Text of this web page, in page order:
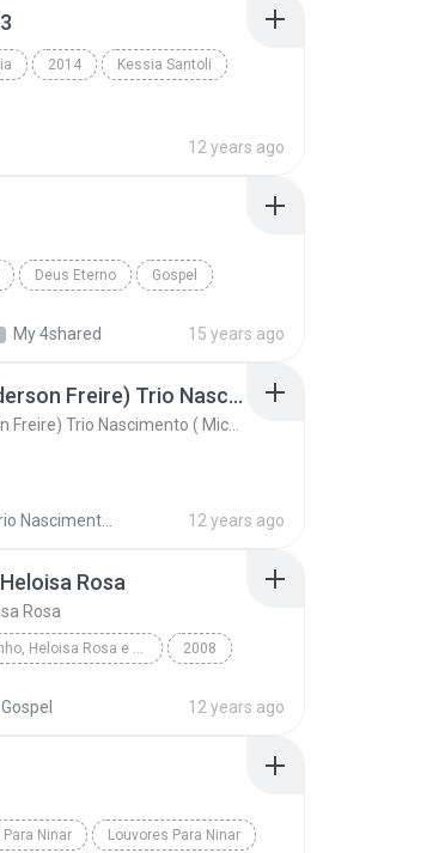
2014 Kessia Santoli
12 years ago
Deus Eterno Gospel
My 4shared 15 years ago
Infinito (feat. Anderson Freire) Trio Nascimento ( Michelle Nascimento, Wilian Nascimento e Gisele
12 years ago
Rosa
Rosa
Fernandinho, Heloisa Rosa e Ricardo Robortella 2008
Gospel 12 years ago
Para Ninar Louvores Para Ninar